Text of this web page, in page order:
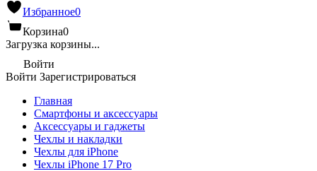
Избранное0
Корзина0
Загрузка корзины...
Войти
Войти Зарегистрироваться
Главная
Смартфоны и аксессуары
Аксессуары и гаджеты
Чехлы и накладки
Чехлы для iPhone
Чехлы iPhone 17 Pro